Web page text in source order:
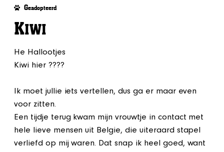
Geadopteerd
KIWI
He Hallootjes
Kiwi hier ????
Ik moet jullie iets vertellen, dus ga er maar even
voor zitten.
Een tijdje terug kwam mijn vrouwtje in contact met
hele lieve mensen uit Belgie, die uiteraard stapel
verliefd op mij waren. Dat snap ik heel goed, want